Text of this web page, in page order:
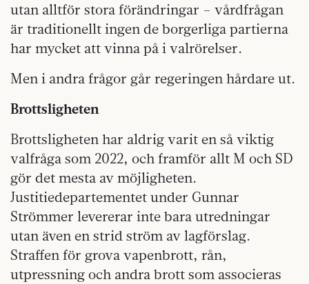
utan alltför stora förändringar – vårdfrågan
är traditionellt ingen de borgerliga partierna
har mycket att vinna på i valrörelser.
Men i andra frågor går regeringen hårdare ut.
Brottsligheten
Brottsligheten har aldrig varit en så viktig
valfråga som 2022, och framför allt M och SD
gör det mesta av möjligheten.
Justitiedepartementet under Gunnar
Strömmer levererar inte bara utredningar
utan även en strid ström av lagförslag.
Straffen för grova vapenbrott, rån,
utpressning och andra brott som associeras